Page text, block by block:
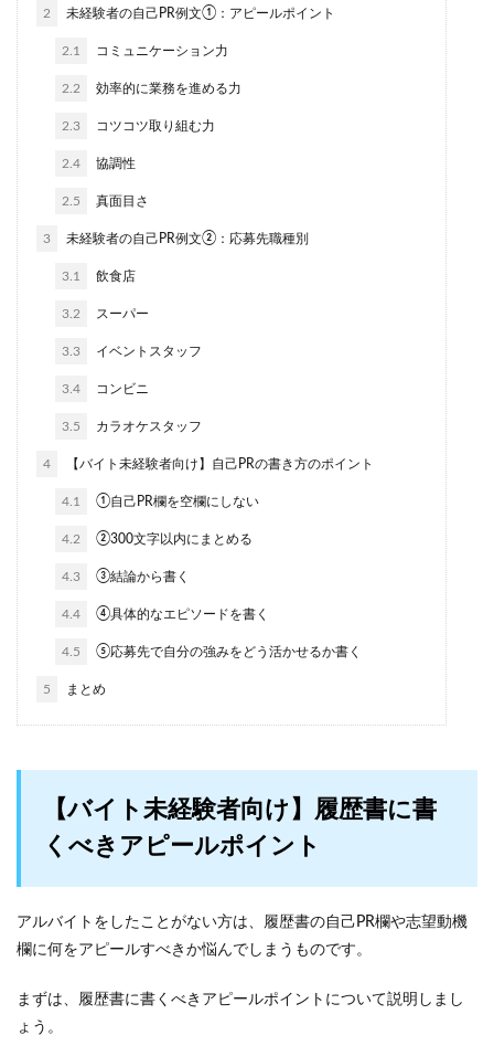
2 未経験者の自己PR例文①：アピールポイント
2.1 コミュニケーション力
2.2 効率的に業務を進める力
2.3 コツコツ取り組む力
2.4 協調性
2.5 真面目さ
3 未経験者の自己PR例文②：応募先職種別
3.1 飲食店
3.2 スーパー
3.3 イベントスタッフ
3.4 コンビニ
3.5 カラオケスタッフ
4 【バイト未経験者向け】自己PRの書き方のポイント
4.1 ①自己PR欄を空欄にしない
4.2 ②300文字以内にまとめる
4.3 ③結論から書く
4.4 ④具体的なエピソードを書く
4.5 ⑤応募先で自分の強みをどう活かせるか書く
5 まとめ
【バイト未経験者向け】履歴書に書
くべきアピールポイント
アルバイトをしたことがない方は、履歴書の自己PR欄や志望動機
欄に何をアピールすべきか悩んでしまうものです。
まずは、履歴書に書くべきアピールポイントについて説明しまし
ょう。